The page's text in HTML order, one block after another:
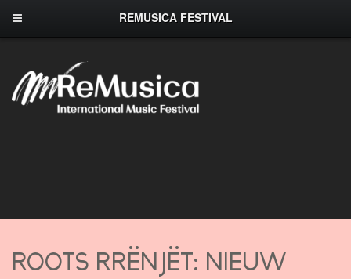
REMUSICA FESTIVAL
ROOTS RRËNJËT: NIEUW